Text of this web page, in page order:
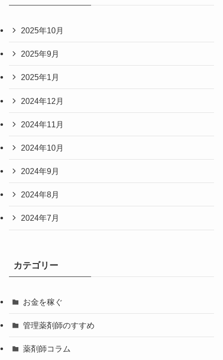
2025年10月
2025年9月
2025年1月
2024年12月
2024年11月
2024年10月
2024年9月
2024年8月
2024年7月
カテゴリー
お金を稼ぐ
管理薬剤師のすすめ
薬剤師コラム